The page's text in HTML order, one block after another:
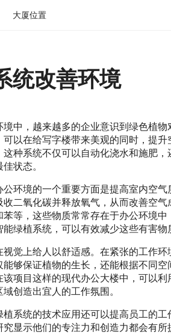
大厦位置
统改善环境
境中，越来越多的企业意识到绿色植
可以在给写字楼带来美观的同时，提
这种系统不仅可以自动化浇水和施肥
状态。
公环境的一个重要方面是提高室内空
收二氧化碳并释放氧气，从而改善空
苯等，这些物质常常存在于办公环境
绿植系统，可以有效减少这些有害物
视觉上给人以舒适感。在紧张的工作
能够保证植物的生长，还能根据不同
该项目这样的现代办公大楼中，可以
创造出宜人的工作氛围。
植系统的技术应用还可以提高员工的
究显示他们的专注力和创造力都会有